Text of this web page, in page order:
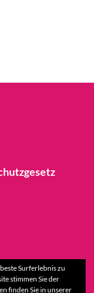
Surferlebnis zu
stimmen Sie der
finden Sie in unserer